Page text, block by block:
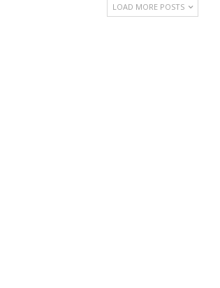
LOAD MORE POSTS